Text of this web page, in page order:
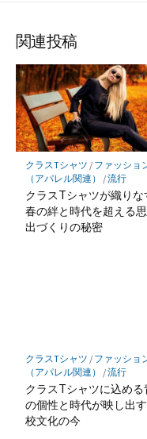
関連投稿
クラスTシャツ / ファッショ
（アパレル関連）
/流行
クラスTシャツが織りな
春の絆と時代を超える
出づくりの秘密
クラスTシャツ / ファッショ
（アパレル関連）
/流行
クラスTシャツに込める
の個性と時代が映し出
校文化の今